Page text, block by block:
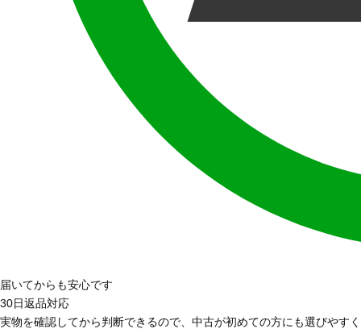
届いてからも安心です
30日返品対応
実物を確認してから判断できるので、中古が初めての方にも選びやす